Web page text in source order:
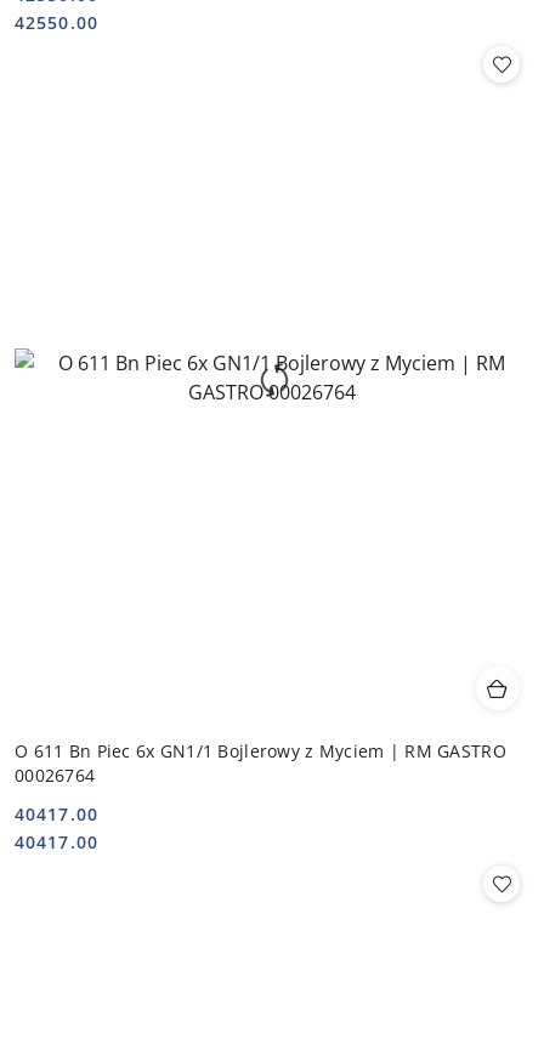
Cena:
Cena:
42550.00
O 611 Bn Piec 6x GN1/1 Bojlerowy z Myciem | RM GASTRO
00026764
Cena:
40417.00
Cena:
40417.00